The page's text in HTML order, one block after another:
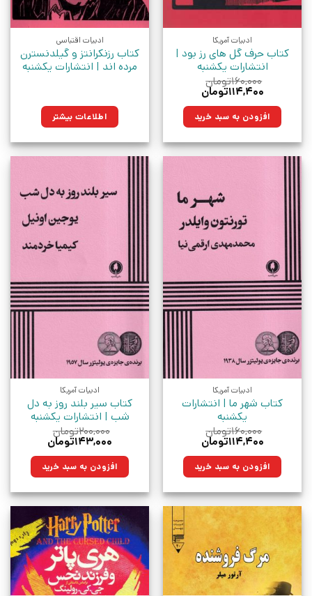
ادبیات آمریکا
کتاب حرف گل های رز بود |
انتشارات یکشنبه
۱۶۰,۰۰۰تومان
قیمت
۱۶۰,۰۰۰تومان
بود.
۱۱۴,۴۰۰تومان
۱۱۴,۴۰۰تومان.افزودن به سبد خرید
ادبیات اقتباسی
کتاب رزنکرانتز و گیلدنسترن
مرده اند | انتشارات یکشنبه
اطلاعات بیشتر
ادبیات آمریکا
کتاب شهر ما | انتشارات
یکشنبه
۱۶۰,۰۰۰تومان
قیمت
۱۶۰,۰۰۰تومان
بود.
۱۱۴,۴۰۰تومان
۱۱۴,۴۰۰تومان.افزودن به سبد خرید
ادبیات آمریکا
کتاب سیر بلند روز به دل
شب | انتشارات یکشنبه
۲۰۰,۰۰۰تومان
قیمت
۲۰۰,۰۰۰تومان
بود.
۱۴۳,۰۰۰تومان
۱۴۳,۰۰۰تومان.افزودن به سبد خرید